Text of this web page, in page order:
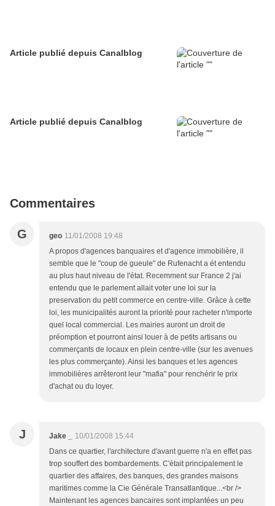
Article publié depuis Canalblog
Article publié depuis Canalblog
Commentaires
G geo 11/01/2008 19:48
A propos d'agences banquaires et d'agence immobilière, il
semble que le "coup de gueule" de Rufenacht a ét entendu
au plus haut niveau de l'état. Recemment sur France 2 j'ai
entendu que le parlement allait voter une loi sur la
preservation du petit commerce en centre-ville. Grâce à cette
loi, les municipalités auront la priorité pour racheter n'importe
quel local commercial. Les mairies auront un droit de
préomption et pourront ainsi louer à de petits artisans ou
commerçants de locaux en plein centre-ville (sur les avenues
les plus commerçante). Ainsi les banques et les agences
immobilières arrêteront leur "mafia" pour renchérir le prix
d'achat ou du loyer.
J Jake _
10/01/2008 15:44
Dans ce quartier, l'architecture d'avant guerre n'a en effet pas
trop souffert des bombardements. C'était principalement le
quartier des affaires, des banques, des grandes maisons
maritimes comme la Cie Générale Transatlantique...<br />
Maintenant les agences bancaires sont implantées un peu